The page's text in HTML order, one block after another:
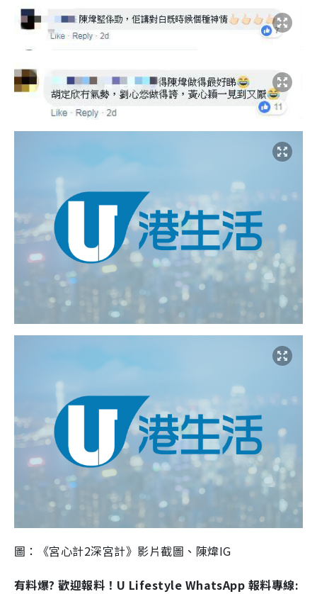
圖：《宮心計2深宮計》影片截圖、陳煒IG
有料爆? 歡迎報料！U Lifestyle WhatsApp 報料專線: